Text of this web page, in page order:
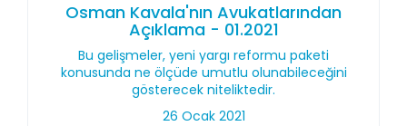
Osman Kavala'nın Avukatlarından
Açıklama - 01.2021
Bu gelişmeler, yeni yargı reformu paketi
konusunda ne ölçüde umutlu olunabileceğini
gösterecek niteliktedir.
26 Ocak 2021